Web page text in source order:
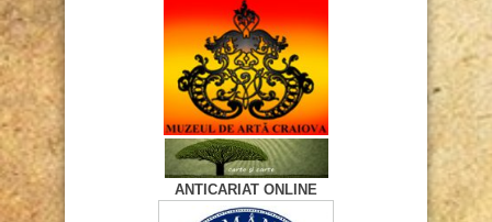
ANTICARIAT ONLINE